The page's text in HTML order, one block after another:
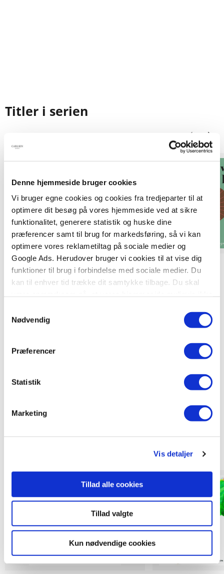
Denne hjemmeside bruger cookies
Vi bruger egne cookies og cookies fra tredjeparter til at
optimere dit besøg på vores hjemmeside ved at sikre
funktionalitet, generere statistik og huske dine
præferencer samt til brug for markedsføring, så vi kan
optimere vores reklametiltag på sociale medier og
Google Ads. Herudover bruger vi cookies til at vise dig
funktioner til brug i forbindelse med sociale medier. Du
kan til enhver tid trække dit samtykke tilbage. Du skal
tilbagetrækker et samtykke.
Nødvendig
Præferencer
Statistik
Marketing
Vis detaljer
Tillad alle cookies
Tillad valgte
Kun nødvendige cookies
Titler i serien
Papbog
Hvor er fru T. rex?
.
79,95 KR.
Papbog
Hvor er hr. Løve?
Ingela P. Arrhenius
79,95 KR.